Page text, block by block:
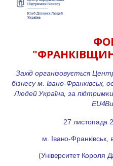
Захід організовується
бізнесу м. Івано-Франківськ,
Людей Україна, за
27 листопада
м. Івано-
(Університет Короля